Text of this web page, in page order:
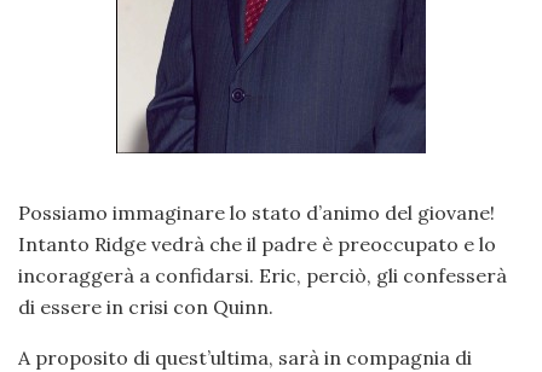
Possiamo immaginare lo stato d’animo del giovane!
Intanto Ridge vedrà che il padre è preoccupato e lo
incoraggerà a confidarsi. Eric, perciò, gli confesserà
di essere in crisi con Quinn.
A proposito di quest’ultima, sarà in compagnia di